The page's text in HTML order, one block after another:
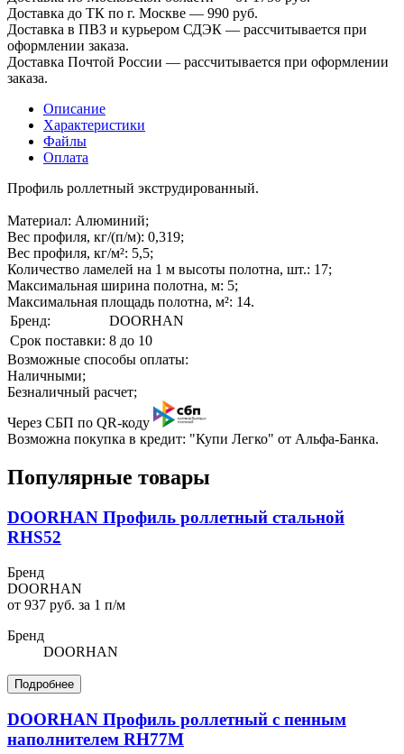
Доставка до ТК по г. Москве — 990 руб.
Доставка в ПВЗ и курьером СДЭК — рассчитывается при
оформлении заказа.
Доставка Почтой России — рассчитывается при оформлении
заказа.
Описание
Характеристики
Файлы
Оплата
Профиль роллетный экструдированный.
Материал: Алюминий;
Вес профиля, кг/(п/м): 0,319;
Вес профиля, кг/м²: 5,5;
Количество ламелей на 1 м высоты полотна, шт.: 17;
Максимальная ширина полотна, м: 5;
Максимальная площадь полотна, м²: 14.
Бренд:
DOORHAN
Срок поставки: 8 до 10
Возможные способы оплаты:
Наличными;
Безналичный расчет;
Через СБП по QR-коду
Возможна покупка в кредит: "Купи Легко" от Альфа-Банка.
Популярные товары
DOORHAN Профиль роллетный стальной
RHS52
Бренд
DOORHAN
от 937 руб. за 1 п/м
Бренд
DOORHAN
Подробнее
DOORHAN Профиль роллетный с пенным
наполнителем RH77M